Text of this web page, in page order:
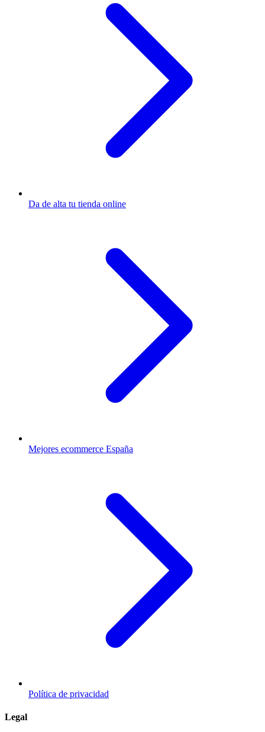
Da de alta tu tienda online
Mejores ecommerce España
Política de privacidad
Legal